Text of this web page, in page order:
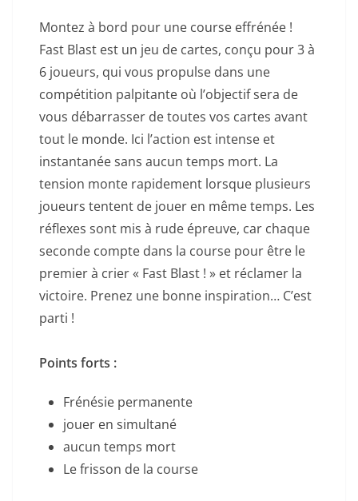
Montez à bord pour une course effrénée !
Fast Blast est un jeu de cartes, conçu pour 3 à
6 joueurs, qui vous propulse dans une
compétition palpitante où l’objectif sera de
vous débarrasser de toutes vos cartes avant
tout le monde. Ici l’action est intense et
instantanée sans aucun temps mort. La
tension monte rapidement lorsque plusieurs
joueurs tentent de jouer en même temps. Les
réflexes sont mis à rude épreuve, car chaque
seconde compte dans la course pour être le
premier à crier « Fast Blast ! » et réclamer la
victoire. Prenez une bonne inspiration… C’est
parti !
Points forts :
Frénésie permanente
jouer en simultané
aucun temps mort
Le frisson de la course